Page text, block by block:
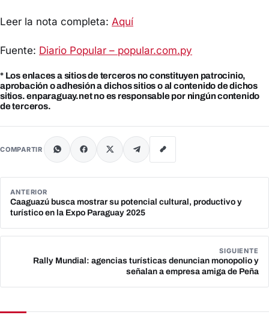
Leer la nota completa: Aquí
Fuente: Diario Popular – popular.com.py
* Los enlaces a sitios de terceros no constituyen patrocinio,
aprobación o adhesión a dichos sitios o al contenido de dichos
sitios. enparaguay.net no es responsable por ningún contenido
de terceros.
COMPARTIR
ANTERIOR
Caaguazú busca mostrar su potencial cultural, productivo y
turístico en la Expo Paraguay 2025
SIGUIENTE
Rally Mundial: agencias turísticas denuncian monopolio y
señalan a empresa amiga de Peña